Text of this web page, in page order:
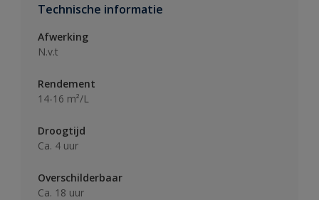
Technische informatie
Afwerking
N.v.t
Rendement
14-16 m²/L
Droogtijd
Ca. 4 uur
Overschilderbaar
Ca. 18 uur